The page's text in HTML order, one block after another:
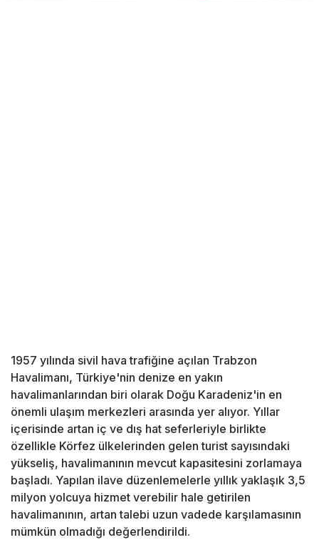
1957 yılında sivil hava trafiğine açılan Trabzon
Havalimanı, Türkiye'nin denize en yakın
havalimanlarından biri olarak Doğu Karadeniz'in en
önemli ulaşım merkezleri arasında yer alıyor. Yıllar
içerisinde artan iç ve dış hat seferleriyle birlikte
özellikle Körfez ülkelerinden gelen turist sayısındaki
yükseliş, havalimanının mevcut kapasitesini zorlamaya
başladı. Yapılan ilave düzenlemelerle yıllık yaklaşık 3,5
milyon yolcuya hizmet verebilir hale getirilen
havalimanının, artan talebi uzun vadede karşılamasının
mümkün olmadığı değerlendirildi.